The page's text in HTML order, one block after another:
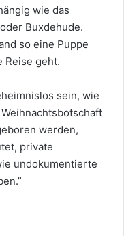
wie das
Buxdehude.
so eine Puppe
Reise geht.
sein, wie
werden,
private
undokumentierte